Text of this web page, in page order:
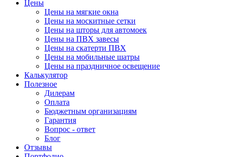
Цены
Цены на мягкие окна
Цены на москитные сетки
Цены на шторы для автомоек
Цены на ПВХ завесы
Цены на скатерти ПВХ
Цены на мобильные шатры
Цены на праздничное освещение
Калькулятор
Полезное
Дилерам
Оплата
Бюджетным организациям
Гарантия
Вопрос - ответ
Блог
Отзывы